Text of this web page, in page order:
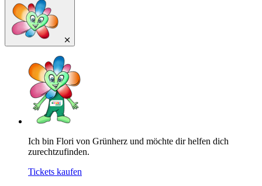
Ich bin Flori von Grünherz und möchte dir helfen dich
zurechtzufinden.
Tickets kaufen